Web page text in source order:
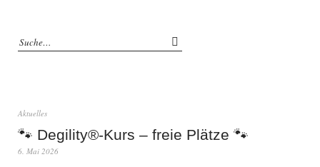
Aktuelles
🐾 Degility®-Kurs – freie Plätze 🐾
6. Mai 2026